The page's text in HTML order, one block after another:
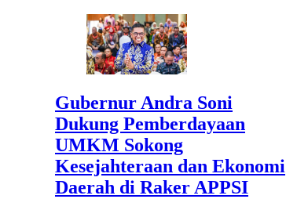
Gubernur Andra Soni
Dukung Pemberdayaan
UMKM Sokong
Kesejahteraan dan Ekonomi
Daerah di Raker APPSI